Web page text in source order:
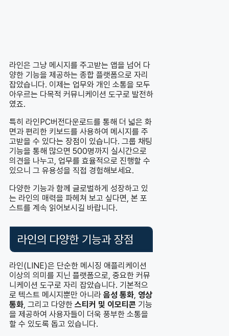
라인은 그냥 메시지를 주고받는 앱을 넘어 다
양한 기능을 제공하는 종합 플랫폼으로 자리
잡았습니다. 이제는 업무와 개인 소통을 모두
아우르는 다목적 커뮤니케이션 도구로 발전하
였죠.
특히 라인PC버전다운로드를 통해 더 넓은 화
면과 편리한 키보드를 사용하여 메시지를 주
고받을 수 있다는 장점이 있습니다. 그룹 채팅
기능을 통해 많으면 500명까지 실시간으로
의견을 나누고, 업무를 효율적으로 진행할 수
있으니 그 유용성을 직접 경험해보세요.
다양한 기능과 함께 글로벌하게 성장하고 있
는 라인의 매력을 파헤쳐 보고 싶다면, 본 포
스트를 계속 읽어보시길 바랍니다.
라인의 다양한 기능과 장점
라인(LINE)은 단순한 메시징 애플리케이션
이상의 의미를 지닌 플랫폼으로, 중요한 커뮤
니케이션 도구로 자리 잡았습니다. 기본적으
로 텍스트 메시지뿐만 아니라 음성 통화 영상
통화 , 그리고 다양한 스티커 및 이모티콘 기능
을 제공하여 사용자들이 더욱 풍부한 소통을
할 수 있도록 돕고 있습니다.